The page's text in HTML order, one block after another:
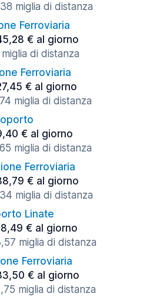
miglia di distanza
Ferroviaria
€ al giorno
di distanza
Ferroviaria
€ al giorno
miglia di distanza
€ al giorno
miglia di distanza
Ferroviaria
€ al giorno
miglia di distanza
Linate
€ al giorno
miglia di distanza
Ferroviaria
€ al giorno
miglia di distanza